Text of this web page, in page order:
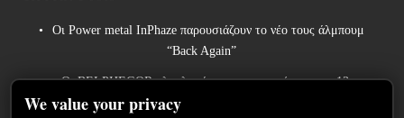
Οι Power metal InPhaze παρουσιάζουν το νέο τους άλμπουμ
“Back Again”
Οι BELPHEGOR ολοκληρώνουν τις εργασίες για το 13ο
στούντιο άλμπουμ τους, το οποίο θα κυκλοφορήσει το 2027.
We value your privacy